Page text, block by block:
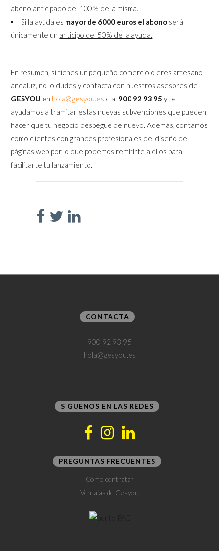
abono anticipado del 100% de la misma.
Si la ayuda es mayor de 6000 euros el abono será
únicamente un anticipo del 50% de la ayuda.
En resumen, si tienes un pequeño comercio o eres artesano
andaluz, no lo dudes y contacta con nuestros asesores de
GESYOU en hola@gesyou.es o al 900 92 93 95 y te
ayudamos a tramitar estas nuevas subvenciones que pueden
hacer que tu negocio despegue de nuevo. Además, contamos
como clientes con grandes profesionales del diseño de
páginas web por lo que podemos remitirte a ellos para
facilitarte tu lanzamiento.
CONTACTA
900 92 93 95
hola@gesyou.es
SÍGUENOS EN LAS REDES
PREGUNTAS FRECUENTES
Cómo contratar
Ventajas de Gesyou